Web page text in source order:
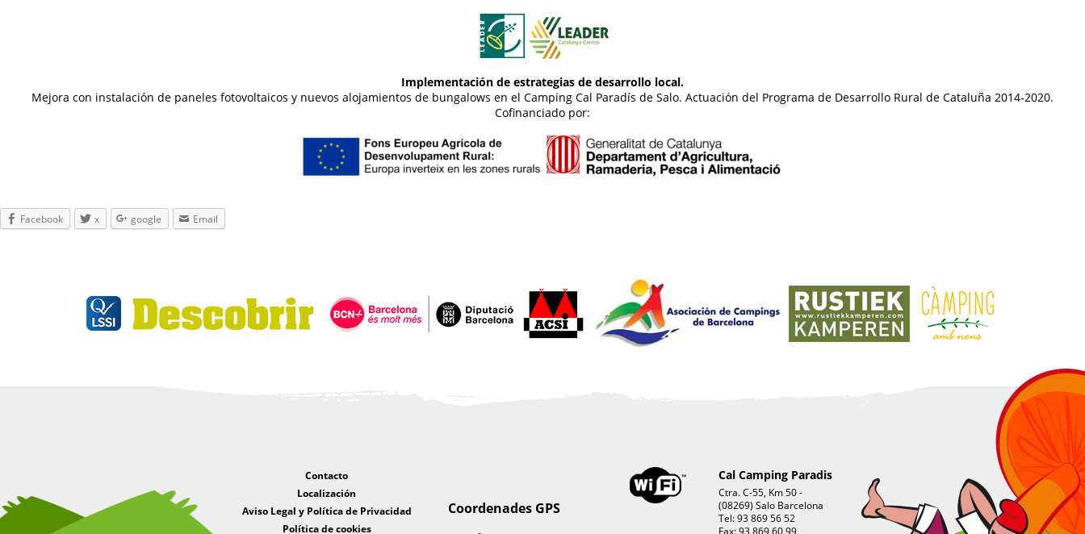
Implementación de estrategias de desarrollo local.
Mejora con instalación de paneles fotovoltaicos y nuevos alojamientos de bungalows en el Camping Cal Paradís de Salo. Actuación del Programa de Desarrollo Rural de Cataluña 2014-2020.
Cofinanciado por:
Facebook x google Email
Contacto
Localización
Aviso Legal y Política de Privacidad
Política de cookies
Coordenades GPS
Cal Camping Paradis
Ctra. C-55, Km 50 -
(08269) Salo Barcelona
Tel: 93 869 56 52
Fax: 93 869 60 99